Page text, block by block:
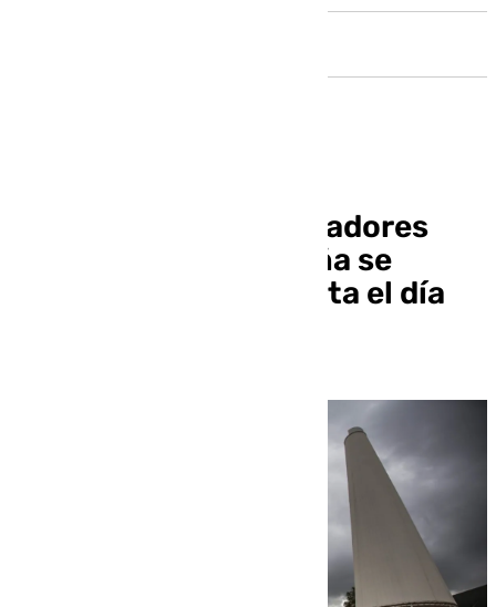
Los cónsules y embajadores
acreditados en España se
reúnen en Sevilla hasta el día